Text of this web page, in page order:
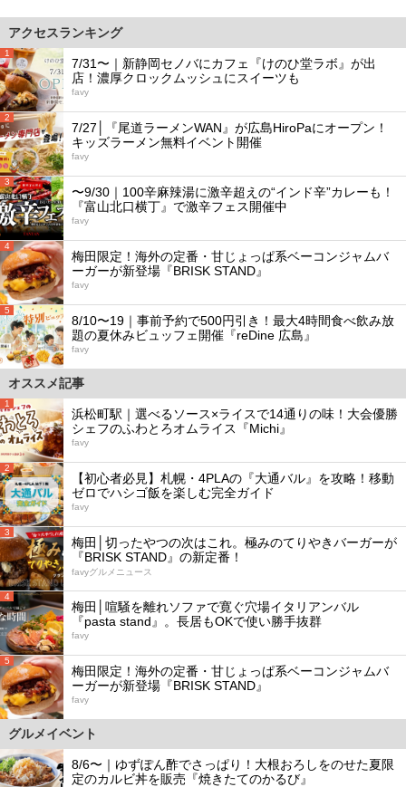
アクセスランキング
1
7/31〜｜新静岡セノバにカフェ『けのひ堂ラボ』が出
店！濃厚クロックムッシュにスイーツも
favy
2
7/27│『尾道ラーメンWAN』が広島HiroPaにオープン！
キッズラーメン無料イベント開催
favy
3
〜9/30｜100辛麻辣湯に激辛超えの“インド辛”カレーも！
『富山北口横丁』で激辛フェス開催中
favy
4
梅田限定！海外の定番・甘じょっぱ系ベーコンジャムバ
ーガーが新登場『BRISK STAND』
favy
5
8/10〜19｜事前予約で500円引き！最大4時間食べ飲み放
題の夏休みビュッフェ開催『reDine 広島』
favy
オススメ記事
1
浜松町駅｜選べるソース×ライスで14通りの味！大会優勝
シェフのふわとろオムライス『Michi』
favy
2
【初心者必見】札幌・4PLAの『大通バル』を攻略！移動
ゼロでハシゴ飯を楽しむ完全ガイド
favy
3
梅田│切ったやつの次はこれ。極みのてりやきバーガーが
『BRISK STAND』の新定番！
favyグルメニュース
4
梅田│喧騒を離れソファで寛ぐ穴場イタリアンバル
『pasta stand』。長居もOKで使い勝手抜群
favy
5
梅田限定！海外の定番・甘じょっぱ系ベーコンジャムバ
ーガーが新登場『BRISK STAND』
favy
グルメイベント
8/6〜｜ゆずぽん酢でさっぱり！大根おろしをのせた夏限
定のカルビ丼を販売『焼きたてのかるび』